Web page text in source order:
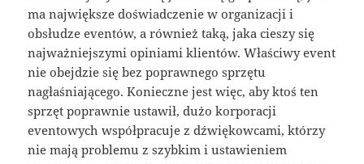
ma największe doświadczenie w organizacji i
obsłudze eventów, a również taką, jaka cieszy się
najważniejszymi opiniami klientów. Właściwy event
nie obejdzie się bez poprawnego sprzętu
nagłaśniającego. Konieczne jest więc, aby ktoś ten
sprzęt poprawnie ustawił, dużo korporacji
eventowych współpracuje z dźwiękowcami, którzy
nie mają problemu z szybkim i ustawieniem